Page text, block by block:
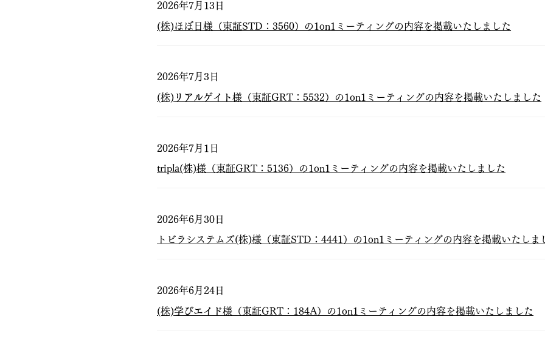
2026年7月13日
(株)ほぼ日様（東証STD：3560）の1on1ミーティングの内容を掲載いたしました
2026年7月3日
(株) リアルゲイト様（東証GRT：5532）の1on1ミーティングの内容を掲載いたしました
2026年7月1日
tripla(株)様（東証GRT：5136）の1on1ミーティングの内容を掲載いたしました
2026年6月30日
トビラシステムズ(株)様（東証STD：4441）の1on1ミーティングの内容を掲載いたしま
2026年6月24日
(株)学びエイド様（東証GRT：184A）の1on1ミーティングの内容を掲載いたしました